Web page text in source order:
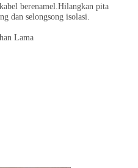
berenamel.Hilangkan pita
dan selongsong isolasi.
Lama